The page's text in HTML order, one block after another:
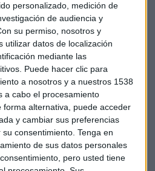
personalizado, medición de
de audiencia y
su permiso, nosotros y
utilizar datos de localización
mediante las
Puede hacer clic para
a nosotros y a nuestros 1538
a cabo el procesamiento
forma alternativa, puede acceder
y cambiar sus preferencias
consentimiento. Tenga en
de sus datos personales
pero usted tiene
el IBEX y Continuo con
de la bolsa en el
Mercado Abierto con Álvaro
ATL Capital y Víctor Galán,
10-04
prácticamente llenos, los
en nuestro país, suponen la
se encuentra a día de hoy al
actual de importación llegar al